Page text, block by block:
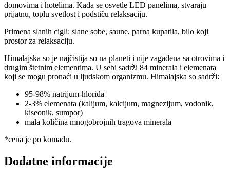
domovima i hotelima. Kada se osvetle LED panelima, stvaraju
prijatnu, toplu svetlost i podstiču relaksaciju.
Primena slanih cigli: slane sobe, saune, parna kupatila, bilo koji
prostor za relaksaciju.
Himalajska so je najčistija so na planeti i nije zagađena sa otrovima i
drugim štetnim elementima. U sebi sadrži 84 minerala i elemenata
koji se mogu pronaći u ljudskom organizmu. Himalajska so sadrži:
95-98% natrijum-hlorida
2-3% elemenata (kalijum, kalcijum, magnezijum, vodonik,
kiseonik, sumpor)
mala količina mnogobrojnih tragova minerala
*cena je po komadu.
Dodatne informacije